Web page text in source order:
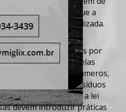
Contato
Conosco
possa ser elevada que a
reciclagem
é realizada.
resíduos são gerados por
por isso cabe a elas
visem reduzir esses números,
Nacional de Resíduos
2010). De acordo com a lei
devem introduzir práticas